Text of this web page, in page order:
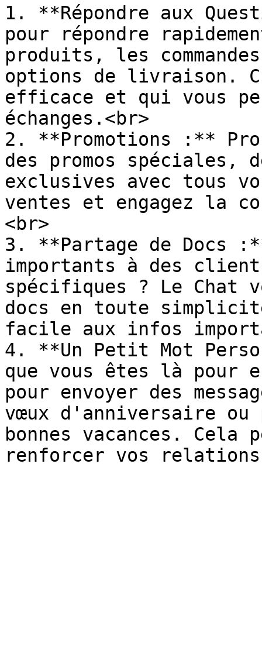
1. **Répondre aux
pour répondre
produits, les
options de livraison.
efficace et qui vous
échanges.<br>
2. **Promotions :**
des promos spéciales,
exclusives avec tous
ventes et engagez la
<br>
3. **Partage de Docs
importants à des
spécifiques ? Le Chat
docs en toute
facile aux infos
4. **Un Petit Mot
que vous êtes là
pour envoyer des
vœux d'anniversaire
bonnes vacances. Cela